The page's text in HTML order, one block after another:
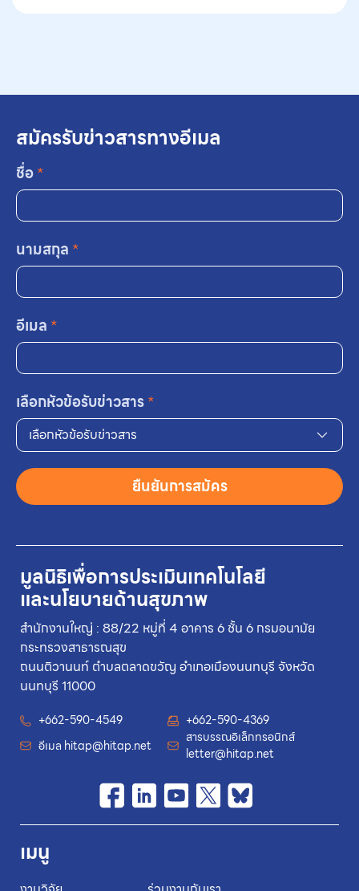
มูลนิธิเพื่อการประเมินเทคโนโลยี
และนโยบายด้านสุขภาพ
สำนักงานใหญ่ : 88/22 หมู่ที่ 4 อาคาร 6 ชั้น 6 กรมอนามัย
กระทรวงสาธารณสุข
ถนนติวานนท์ ตำบลตลาดขวัญ อำเภอเมืองนนทบุรี จังหวัด
นนทบุรี 11000
+662-590-4549
+662-590-4369
อีเมล hitap@hitap.net
สารบรรณอิเล็กทรอนิกส์
letter@hitap.net
เมนู
สมัครรับข่าวสารทางอีเมล
ชื่อ*
นามสกุล *
อีเมล *
เลือกหัวข้อรับข่าวสาร*
เลือกหัวข้อรับข่าวสาร
ยืนยันการสมัคร